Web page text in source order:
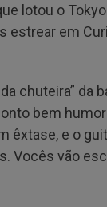
lotou o
estrear em
chuteira” da
bem
êxtase, e o
Vocês vão